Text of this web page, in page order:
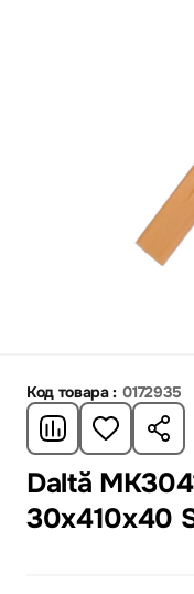
Код товара : 0172935
Daltă
30x410x40